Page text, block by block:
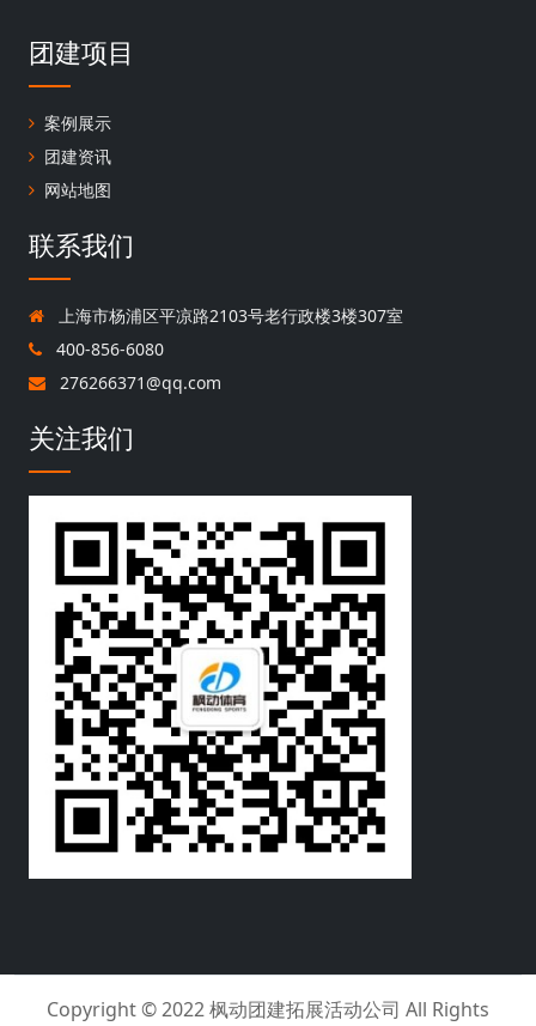
团建项目
案例展示
团建资讯
网站地图
联系我们
上海市杨浦区平凉路2103号老行政楼3楼307室
400-856-6080
276266371@qq.com
关注我们
Copyright © 2022枫动团建拓展活动公司 All Rights